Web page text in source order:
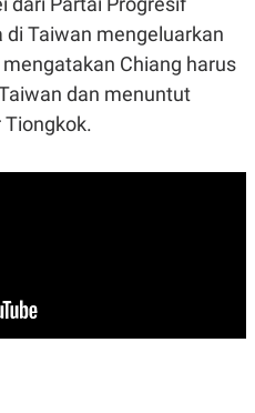
Taiwan mengeluarkan
Chiang harus
dan menuntut